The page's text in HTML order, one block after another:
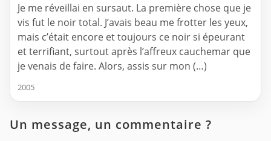
Je me réveillai en sursaut. La première chose que je
vis fut le noir total. J’avais beau me frotter les yeux,
mais c’était encore et toujours ce noir si épeurant
et terrifiant, surtout après l’affreux cauchemar que
je venais de faire. Alors, assis sur mon (…)
2005
Un message, un commentaire ?